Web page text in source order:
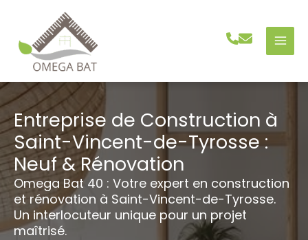
contenu
Entreprise de Construction à
Saint-Vincent-de-Tyrosse :
Neuf & Rénovation
Omega Bat 40 : Votre expert en construction
et rénovation à Saint-Vincent-de-Tyrosse.
Un interlocuteur unique pour un projet
maîtrisé.